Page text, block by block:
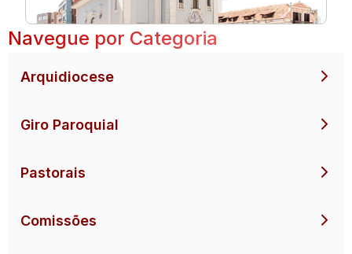
Navegue por Categoria
Arquidiocese
Giro Paroquial
Pastorais
Comissões